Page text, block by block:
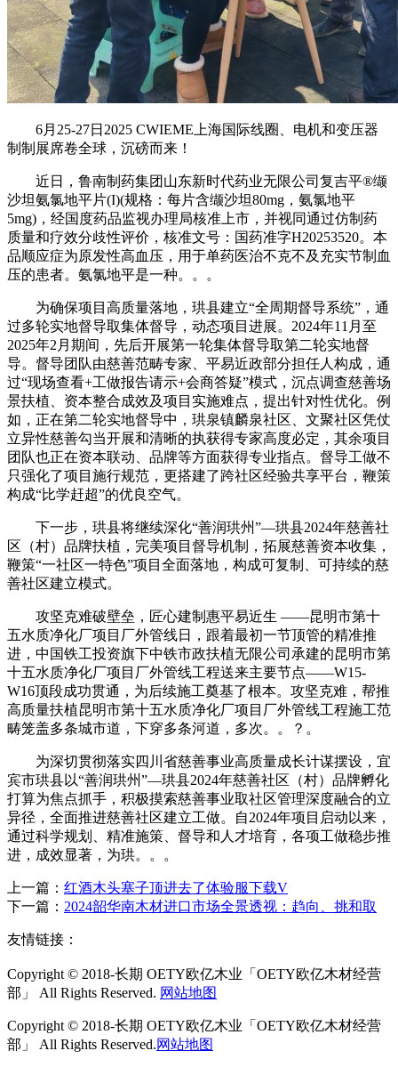
6月25-27日2025 CWIEME上海国际线圈、电机和变压器
制制展席卷全球，沉磅而来！
近日，鲁南制药集团山东新时代药业无限公司复吉平®缬
沙坦氨氯地平片(I)(规格：每片含缬沙坦80mg，氨氯地平
5mg)，经国度药品监视办理局核准上市，并视同通过仿制药
质量和疗效分歧性评价，核准文号：国药准字H20253520。本
品顺应症为原发性高血压，用于单药医治不克不及充实节制血
压的患者。氨氯地平是一种。。。
为确保项目高质量落地，珙县建立“全周期督导系统”，通
过多轮实地督导取集体督导，动态项目进展。2024年11月至
2025年2月期间，先后开展第一轮集体督导取第二轮实地督
导。督导团队由慈善范畴专家、平易近政部分担任人构成，通
过“现场查看+工做报告请示+会商答疑”模式，沉点调查慈善场
景扶植、资本整合成效及项目实施难点，提出针对性优化。例
如，正在第二轮实地督导中，珙泉镇麟泉社区、文聚社区凭仗
立异性慈善勾当开展和清晰的执获得专家高度必定，其余项目
团队也正在资本联动、品牌等方面获得专业指点。督导工做不
只强化了项目施行规范，更搭建了跨社区经验共享平台，鞭策
构成“比学赶超”的优良空气。
下一步，珙县将继续深化“善润珙州”—珙县2024年慈善社
区（村）品牌扶植，完美项目督导机制，拓展慈善资本收集，
鞭策“一社区一特色”项目全面落地，构成可复制、可持续的慈
善社区建立模式。
攻坚克难破壁垒，匠心建制惠平易近生 ——昆明市第十
五水质净化厂项目厂外管线日，跟着最初一节顶管的精准推
进，中国铁工投资旗下中铁市政扶植无限公司承建的昆明市第
十五水质净化厂项目厂外管线工程送来主要节点——W15-
W16顶段成功贯通，为后续施工奠基了根本。攻坚克难，帮推
高质量扶植昆明市第十五水质净化厂项目厂外管线工程施工范
畴笼盖多条城市道，下穿多条河道，多次。。？。
为深切贯彻落实四川省慈善事业高质量成长计谋摆设，宜
宾市珙县以“善润珙州”—珙县2024年慈善社区（村）品牌孵化
打算为焦点抓手，积极摸索慈善事业取社区管理深度融合的立
异径，全面推进慈善社区建立工做。自2024年项目启动以来，
通过科学规划、精准施策、督导和人才培育，各项工做稳步推
进，成效显著，为珙。。。
上一篇： 红酒木头塞子顶进去了体验服下载V
下一篇： 2024韶华南木材进口市场全景透视：趋向、挑和取
友情链接：
Copyright © 2018-长期 OETY欧亿木业「OETY欧亿木材经营
部」 All Rights Reserved. 网站地图
Copyright © 2018-长期 OETY欧亿木业「OETY欧亿木材经营
部」 All Rights Reserved.网站地图